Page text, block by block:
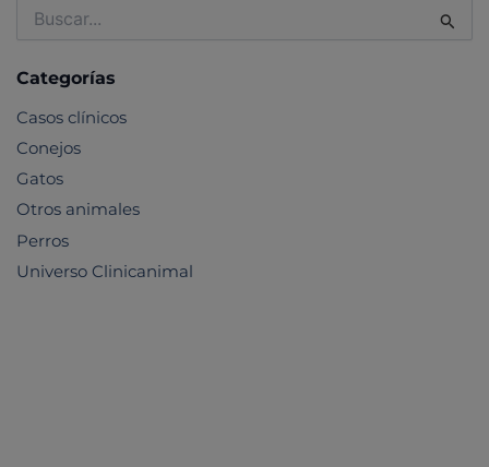
por:
Categorías
Casos clínicos
Conejos
Gatos
Otros animales
Perros
Universo Clinicanimal